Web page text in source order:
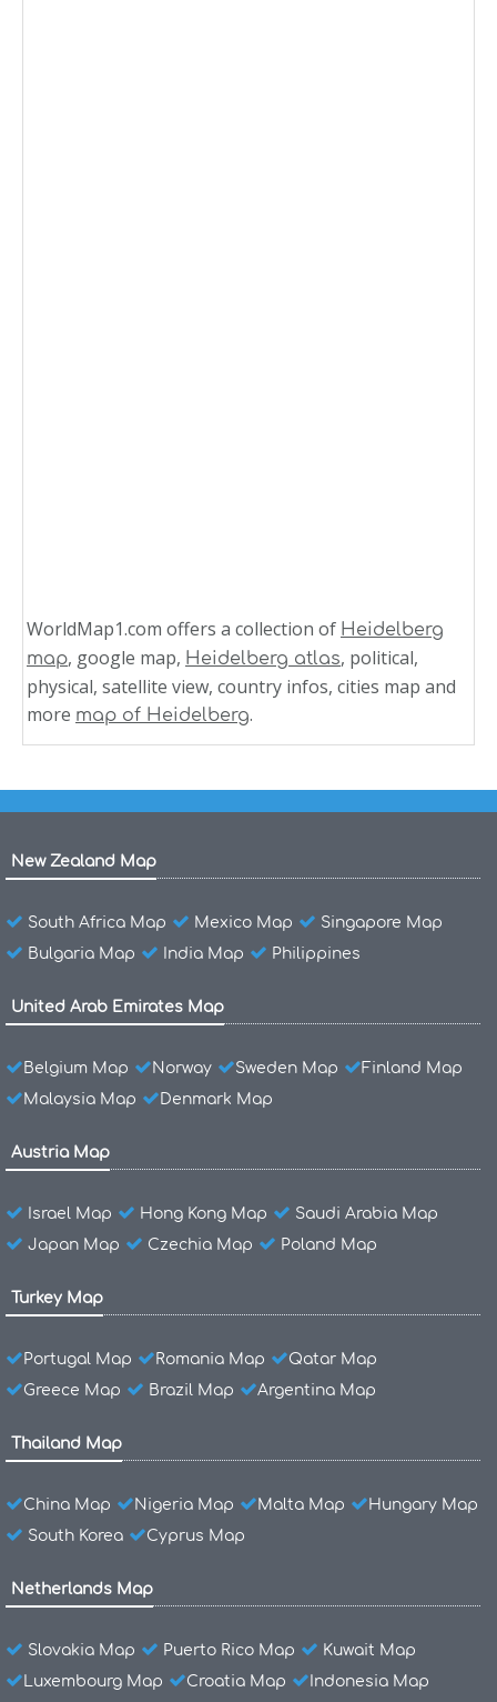
WorldMap1.com offers a collection of Heidelberg
map, google map, Heidelberg atlas, political,
physical, satellite view, country infos, cities map and
more map of Heidelberg.
New Zealand Map
South Africa Map Mexico Map
Singapore Map
Bulgaria Map
India Map Philippines
United Arab Emirates Map
Belgium Map Norway Sweden Map
Finland Map
Malaysia Map
Denmark Map
Austria Map
Israel Map Hong Kong Map
Saudi Arabia Map
Japan Map
Czechia Map Poland Map
Turkey Map
Portugal Map Romania Map
Qatar Map
Greece Map
Brazil Map Argentina Map
Thailand Map
China Map Nigeria Map Malta Map
Hungary Map
South Korea
Cyprus Map
Netherlands Map
Slovakia Map Puerto Rico Map
Kuwait Map
Luxembourg Map
Croatia Map Indonesia Map